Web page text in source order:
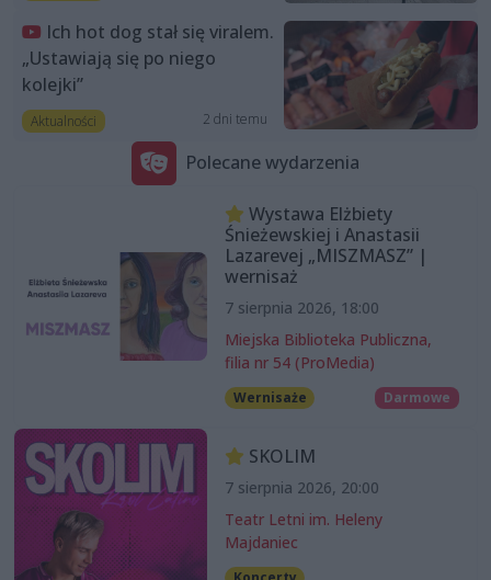
Ich hot dog stał się viralem.
„Ustawiają się po niego
kolejki”
Aktualności 2 dni temu
Polecane wydarzenia
Wystawa Elżbiety
Śnieżewskiej i Anastasii
Lazarevej „MISZMASZ” |
wernisaż
7 sierpnia 2026, 18:00
Miejska Biblioteka Publiczna,
filia nr 54 (ProMedia)
Wernisaże Darmowe
SKOLIM
7 sierpnia 2026, 20:00
Teatr Letni im. Heleny
Majdaniec